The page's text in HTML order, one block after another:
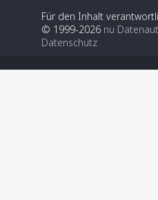
Für den Inhalt
© 1999-2026 nu
Datenschutz